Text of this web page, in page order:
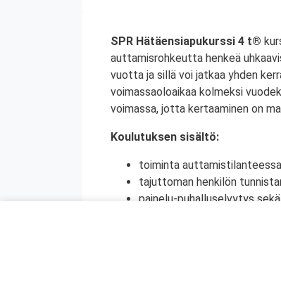
SPR Hätäensiapukurssi 4 t®
auttamisrohkeutta henkeä
vuotta ja sillä voi jatkaa yhden
voimassaoloaikaa kolmeksi
voimassa, jotta kertaaminen on
Koulutuksen sisältö:
toiminta auttamistilanteessa
tajuttoman henkilön
painelu-puhalluselvytys